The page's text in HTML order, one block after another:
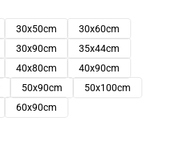
30x50cm
30x60cm
30x90cm
35x44cm
40x80cm
40x90cm
50x90cm
50x100cm
60x90cm